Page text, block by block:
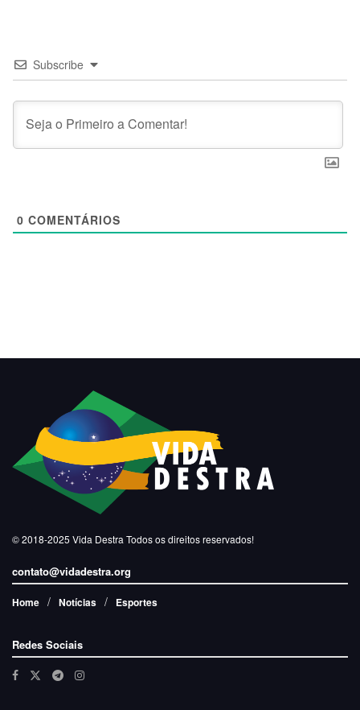
Subscribe
0 COMENTÁRIOS
© 2018-2025 Vida Destra Todos os direitos reservados!
contato@vidadestra.org
Home Notícias Esportes
Redes Sociais